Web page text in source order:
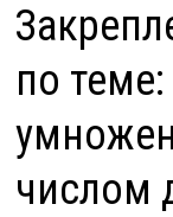
по
числом